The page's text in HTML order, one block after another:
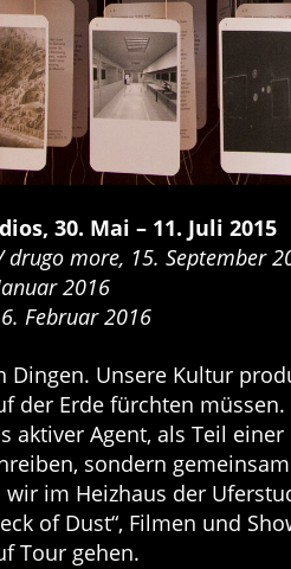
30. Mai – 11. Juli 2015
more, 15. September
2016
Februar 2016
Unsere Kultur
der Erde fürchten
aktiver Agent, als Teil
sondern
im Heizhaus der
of Dust“, Filmen und
Tour gehen.